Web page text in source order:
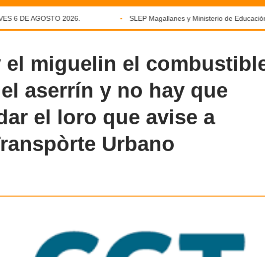
6 DE AGOSTO 2026. SLEP Magallanes y Ministerio de Educación
el miguelin el
aserrín y no hay que
el loro que avise a
Urbano